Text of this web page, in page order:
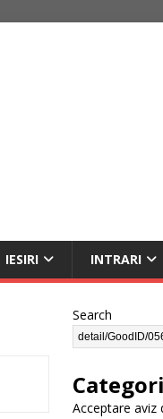
IESIRI INTRARI
Search
Acceptare aviz